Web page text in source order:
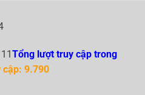
Tổng lượt truy cập trong
9.790